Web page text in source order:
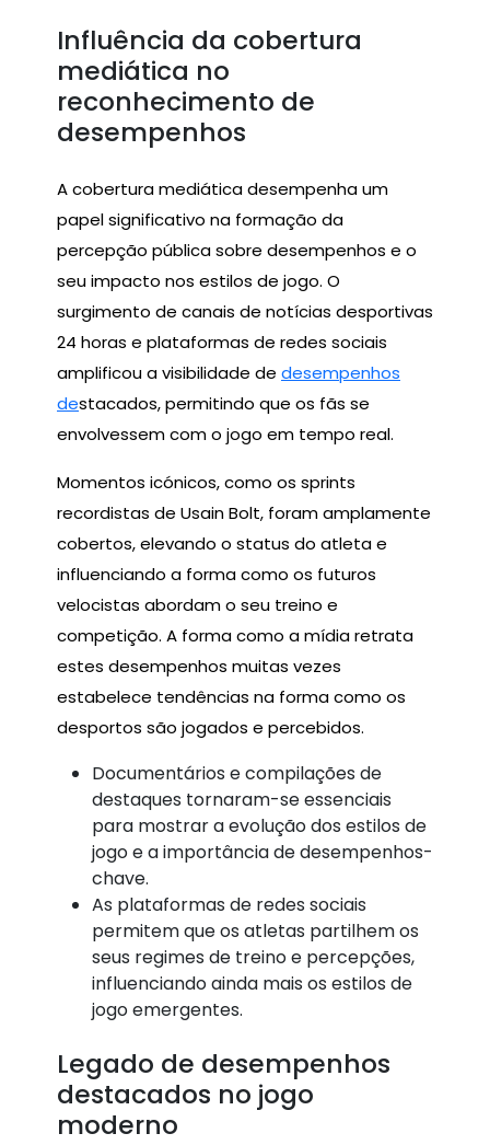
Influência da cobertura
mediática no
reconhecimento de
desempenhos
A cobertura mediática desempenha um
papel significativo na formação da
percepção pública sobre desempenhos e o
seu impacto nos estilos de jogo. O
surgimento de canais de notícias desportivas
24 horas e plataformas de redes sociais
amplificou a visibilidade de desempenhos
destacados, permitindo que os fãs se
envolvessem com o jogo em tempo real.
Momentos icónicos, como os sprints
recordistas de Usain Bolt, foram amplamente
cobertos, elevando o status do atleta e
influenciando a forma como os futuros
velocistas abordam o seu treino e
competição. A forma como a mídia retrata
estes desempenhos muitas vezes
estabelece tendências na forma como os
desportos são jogados e percebidos.
Documentários e compilações de
destaques tornaram-se essenciais
para mostrar a evolução dos estilos de
jogo e a importância de desempenhos-
chave.
As plataformas de redes sociais
permitem que os atletas partilhem os
seus regimes de treino e percepções,
influenciando ainda mais os estilos de
jogo emergentes.
Legado de desempenhos
destacados no jogo
moderno